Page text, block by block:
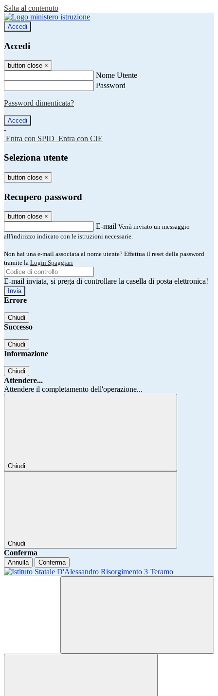
Salta al contenuto
Accedi
Accedi
button close ×
Nome Utente
Password
Password dimenticata?
-
Entra con SPID Entra con CIE
Seleziona utente
button close ×
Recupero password
button close ×
E-mail Verrà inviato un messaggio
all'indirizzo indicato con le istruzioni necessarie.
Non hai una e-mail associata al nome utente? Effettua il reset della password
tramite la Login Spaggiari
E-mail inviata, si prega di controllare la casella di posta elettronica!
Errore
Chiudi
Successo
Chiudi
Informazione
Chiudi
Attendere...
Attendere il completamento dell'operazione...
Chiudi
Chiudi
Conferma
Annulla Conferma